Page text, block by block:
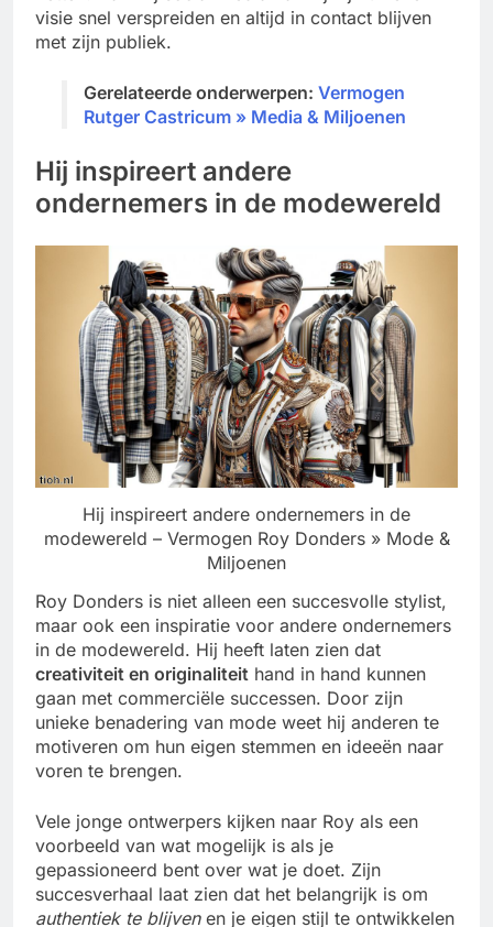
visie snel verspreiden en altijd in contact blijven
met zijn publiek.
Gerelateerde onderwerpen: Vermogen
Rutger Castricum » Media & Miljoenen
Hij inspireert andere
ondernemers in de modewereld
Hij inspireert andere ondernemers in de
modewereld – Vermogen Roy Donders » Mode &
Miljoenen
Roy Donders is niet alleen een succesvolle stylist,
maar ook een inspiratie voor andere ondernemers
in de modewereld. Hij heeft laten zien dat
creativiteit en originaliteit hand in hand kunnen
gaan met commerciële successen. Door zijn
unieke benadering van mode weet hij anderen te
motiveren om hun eigen stemmen en ideeën naar
voren te brengen.
Vele jonge ontwerpers kijken naar Roy als een
voorbeeld van wat mogelijk is als je
gepassioneerd bent over wat je doet. Zijn
succesverhaal laat zien dat het belangrijk is om
authentiek te blijvenen je eigen stijl te ontwikkelen